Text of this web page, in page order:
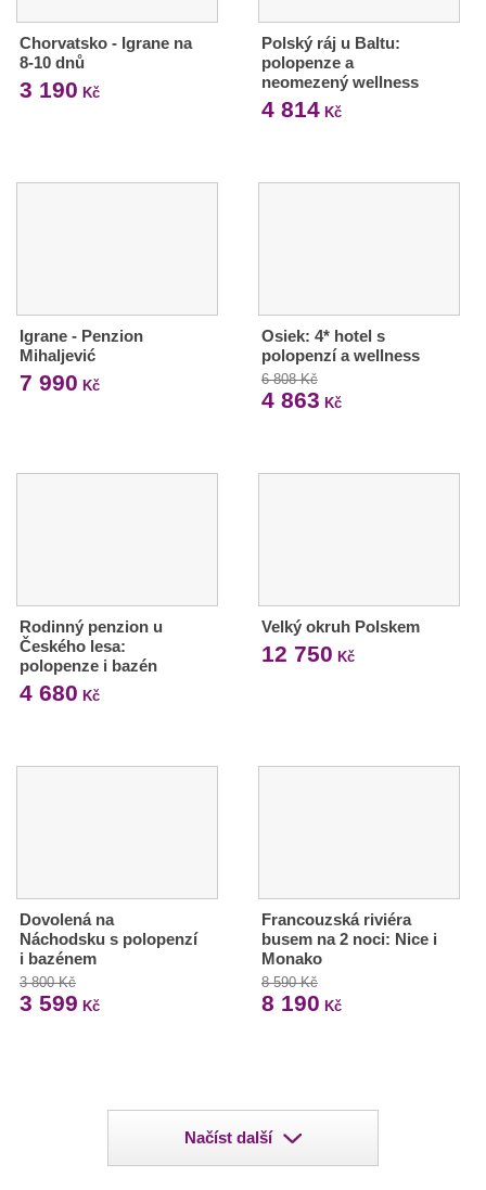
Chorvatsko - Igrane na
8-10 dnů
3 190 Kč
Polský ráj u Baltu:
polopenze a
neomezený wellness
4 814Kč
Igrane - Penzion
Mihaljević
7 990 Kč
Osiek: 4* hotel s
polopenzí a wellness
6 808 Kč
4 863 Kč
Rodinný penzion u
Českého lesa:
polopenze i bazén
4 680 Kč
Velký okruh Polskem
12 750 Kč
Dovolená na
Náchodsku s polopenzí
i bazénem
3 800 Kč
3 599 Kč
Francouzská riviéra
busem na 2 noci: Nice i
Monako
8 590 Kč
8 190 Kč
Načíst další